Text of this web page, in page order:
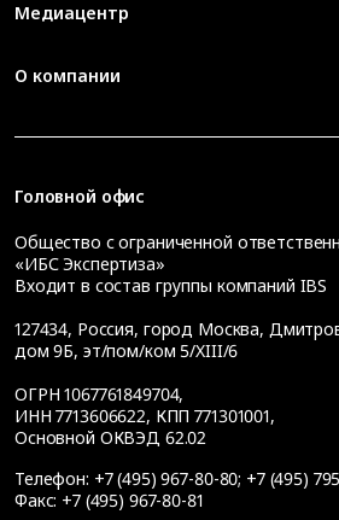
Медиацентр
О компании
Головной офис
Общество с ограниченной
«ИБС Экспертиза»
Входит в состав группы компаний IBS
127434, Россия, город Москва,
дом 9Б, эт/пом/ком 5/XIII/6
ОГРН 1067761849704,
ИНН 7713606622, КПП 771301001,
Основной ОКВЭД 62.02
Телефон: +7 (495) 967-80-80; +7 (495)
Факс: +7 (495) 967-80-81